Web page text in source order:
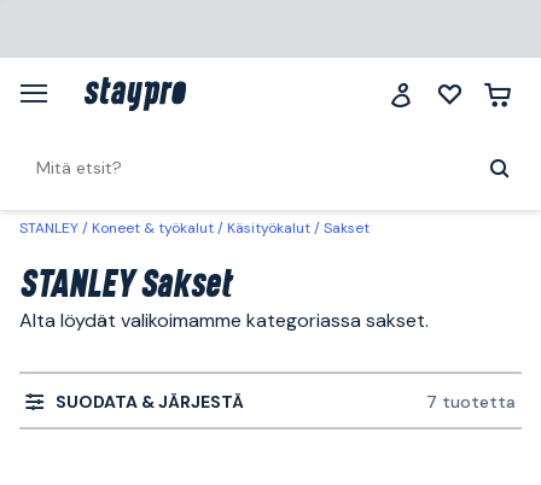
STANLEY Koneet & työkalut Käsityökalut Sakset
STANLEY Sakset
Alta löydät valikoimamme kategoriassa sakset.
SUODATA & JÄRJESTÄ 7 tuotetta